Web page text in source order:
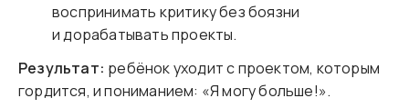
воспринимать критику без боязни
и дорабатывать проекты.
Результат: ребёнок уходит с проектом, которым
гордится, и пониманием: «Я могу больше!».